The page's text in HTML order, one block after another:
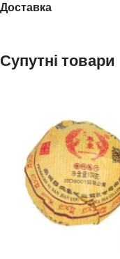
Доставка
Супутні товари